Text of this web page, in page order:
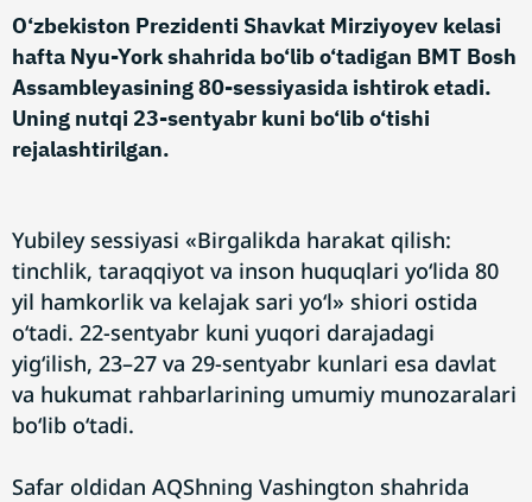
O‘zbekiston Prezidenti Shavkat Mirziyoyev kelasi
hafta Nyu-York shahrida bo‘lib o‘tadigan BMT Bosh
Assambleyasining 80-sessiyasida ishtirok etadi.
Uning nutqi 23-sentyabr kuni bo‘lib o‘tishi
rejalashtirilgan.
Yubiley sessiyasi «Birgalikda harakat qilish:
tinchlik, taraqqiyot va inson huquqlari yo‘lida 80
yil hamkorlik va kelajak sari yo‘l» shiori ostida
o‘tadi. 22-sentyabr kuni yuqori darajadagi
yig‘ilish, 23–27 va 29-sentyabr kunlari esa davlat
va hukumat rahbarlarining umumiy munozaralari
bo‘lib o‘tadi.
Safar oldidan AQShning Vashington shahrida